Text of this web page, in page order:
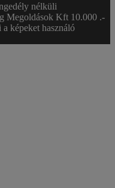
nélküli
Megoldások Kft 10.000 .-
képeket használó